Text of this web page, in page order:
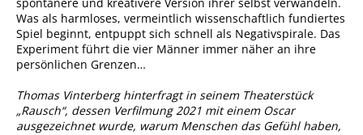
Was als harmloses, vermeintlich wissenschaftlich fundiertes
Spiel beginnt, entpuppt sich schnell als Negativspirale. Das
Experiment führt die vier Männer immer näher an ihre
persönlichen Grenzen…
Thomas Vinterberg hinterfragt in seinem Theaterstück
„Rausch“, dessen Verfilmung 2021 mit einem Oscar
ausgezeichnet wurde, warum Menschen das Gefühl haben,